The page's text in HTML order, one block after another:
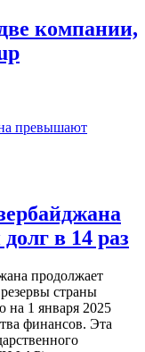
компании,
в 14 раз
продолжает
страны
на 1 января 2025
финансов. Эта